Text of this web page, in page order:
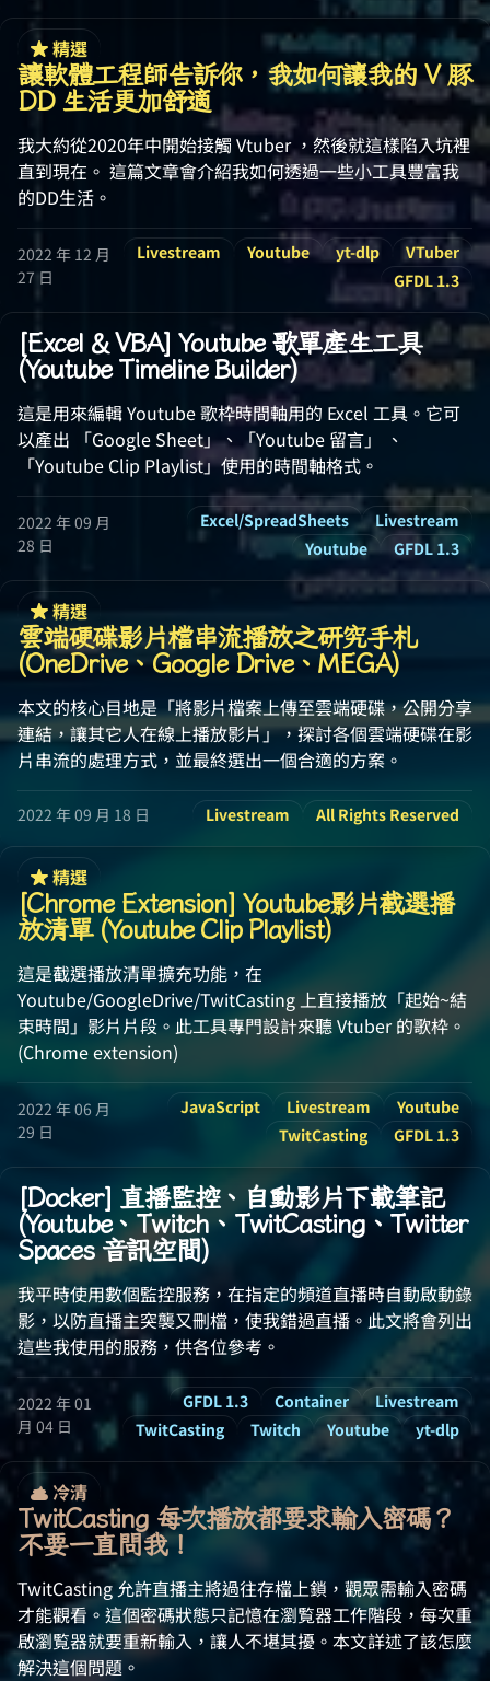
精選
讓軟體工程師告訴你，我如何讓我的 V 豚
DD 生活更加舒適
我大約從2020年中開始接觸 Vtuber ，然後就這樣陷入坑裡
直到現在。 這篇文章會介紹我如何透過一些小工具豐富我
的DD生活。
2022 年 12 月
27 日
Livestream Youtube yt-dlp
VTuber
GFDL 1.3
[Excel & VBA] Youtube 歌單產生工具
(Youtube Timeline Builder)
這是用來編輯 Youtube 歌枠時間軸用的 Excel 工具。它可
以產出 「Google Sheet」、「Youtube 留言」 、
「Youtube Clip Playlist」使用的時間軸格式。
2022 年 09 月
28 日
Excel/SpreadSheets
Livestream
Youtube
GFDL 1.3
精選
雲端硬碟影片檔串流播放之研究手札
(OneDrive、Google Drive、MEGA)
本文的核心目地是「將影片檔案上傳至雲端硬碟，公開分享
連結，讓其它人在線上播放影片」，探討各個雲端硬碟在影
片串流的處理方式，並最終選出一個合適的方案。
2022 年 09 月 18 日 Livestream All Rights Reserved
精選
[Chrome Extension] Youtube影片截選播
放清單 (Youtube Clip Playlist)
這是截選播放清單擴充功能，在
Youtube/GoogleDrive/TwitCasting 上直接播放「起始~結
束時間」影片片段。此工具專門設計來聽 Vtuber 的歌枠。
(Chrome extension)
2022 年 06 月
29 日
JavaScript Livestream
Youtube
TwitCasting
GFDL 1.3
[Docker] 直播監控、自動影片下載筆記
(Youtube、Twitch、TwitCasting、Twitter
Spaces 音訊空間)
我平時使用數個監控服務，在指定的頻道直播時自動啟動錄
影，以防直播主突襲又刪檔，使我錯過直播。此文將會列出
這些我使用的服務，供各位參考。
2022 年 01
月 04 日
GFDL 1.3 Container
Livestream
TwitCasting
Twitch Youtube yt-dlp
冷清
TwitCasting 每次播放都要求輸入密碼？
不要一直問我！
TwitCasting 允許直播主將過往存檔上鎖，觀眾需輸入密碼
才能觀看。這個密碼狀態只記憶在瀏覧器工作階段，每次重
啟瀏覧器就要重新輸入，讓人不堪其擾。本文詳述了該怎麼
解決這個問題。